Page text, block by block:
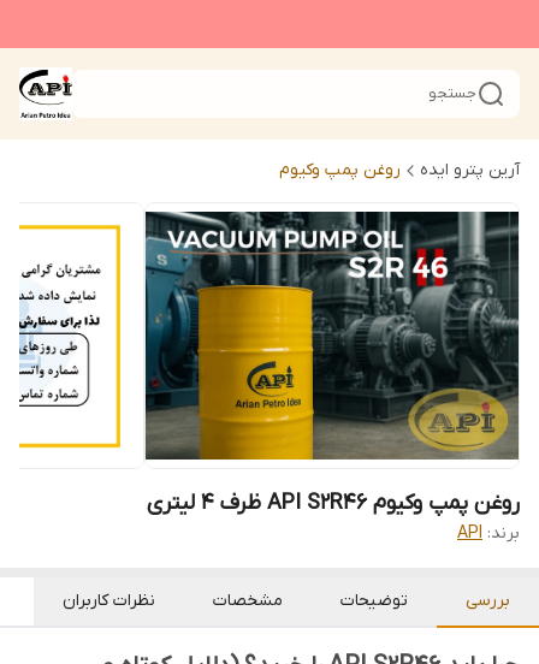
جستجو
آرین پترو ایده روغن پمپ وکیوم
روغن پمپ وکیوم API S2R46 ظرف 4 لیتری
برند: API
بررسی توضیحات مشخصات نظرات کاربران